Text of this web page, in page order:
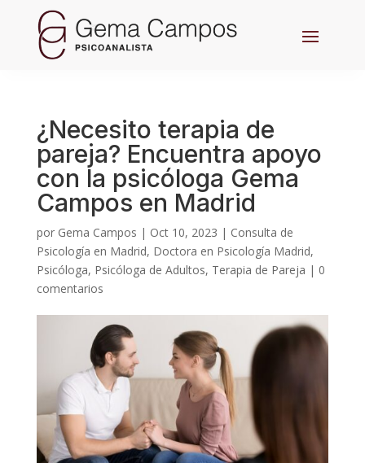
¿Necesito terapia de
pareja? Encuentra apoyo
con la psicóloga Gema
Campos en Madrid
por Gema Campos | Oct 10, 2023 | Consulta de
Psicología en Madrid, Doctora en Psicología Madrid,
Psicóloga, Psicóloga de Adultos, Terapia de Pareja | 0
comentarios